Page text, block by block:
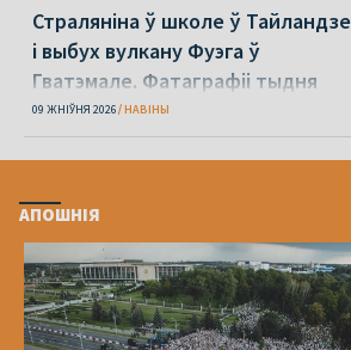
Страляніна ў школе ў Тайландзе
і выбух вулкану Фуэга ў
Гватэмале. Фатаграфіі тыдня
09 ЖНІЎНЯ 2026 НАВІНЫ
АПОШНІЯ